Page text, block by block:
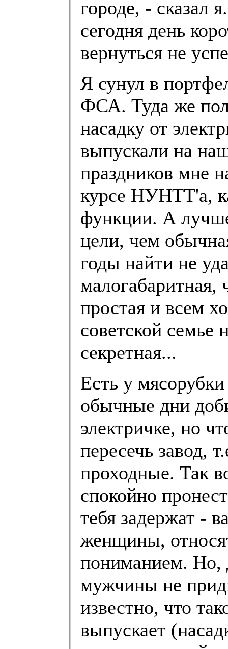
городе, - сказал
сегодня день
вернуться не
Я сунул в
ФСА. Туда же
насадку от
выпускали на
праздников мне
курсе НУНТТ'а,
функции. А
цели, чем
годы найти не
малогабаритная,
простая и всем
советской семье
секретная...
Есть у
обычные дни
электричке, но
пересечь завод,
проходные. Так
спокойно
тебя задержат -
женщины,
пониманием. Но,
мужчины не
известно, что
выпускает